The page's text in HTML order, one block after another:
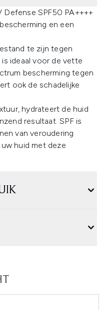
Defense SPF50 PA++++
en een
te zijn tegen
ideaal voor de vette
bescherming tegen
ook de schadelijke
hydrateert de huid
resultaat. SPF is
van veroudering
huid met deze